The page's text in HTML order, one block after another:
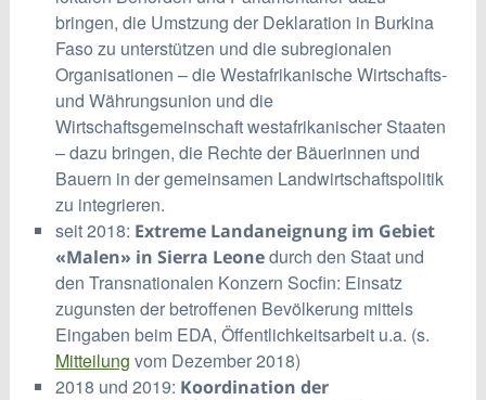
bringen, die Umstzung der Deklaration in Burkina
Faso zu unterstützen und die subregionalen
Organisationen – die Westafrikanische Wirtschafts-
und Währungsunion und die
Wirtschaftsgemeinschaft westafrikanischer Staaten
– dazu bringen, die Rechte der Bäuerinnen und
Bauern in der gemeinsamen Landwirtschaftspolitik
zu integrieren.
seit 2018: Extreme Landaneignung im Gebiet
«Malen» in Sierra Leonedurch den Staat und
den Transnationalen Konzern Socfin: Einsatz
zugunsten der betroffenen Bevölkerung mittels
Eingaben beim EDA, Öffentlichkeitsarbeit u.a. (s.
Mitteilung vom Dezember 2018)
2018 und 2019: Koordination der